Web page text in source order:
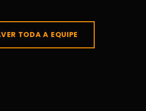
VER TODA A EQUIPE